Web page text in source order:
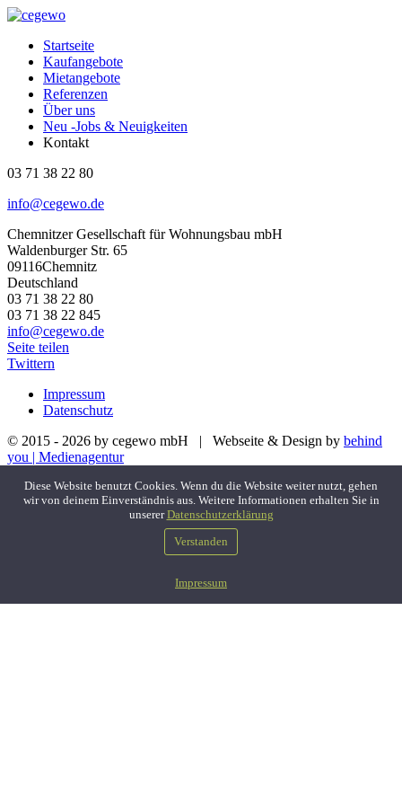
Startseite
Kaufangebote
Mietangebote
Referenzen
Über uns
Neu -Jobs & Neuigkeiten
Kontakt
03 71 38 22 80
info@cegewo.de
Chemnitzer Gesellschaft für Wohnungsbau mbH
Waldenburger Str. 65
09116Chemnitz
Deutschland
03 71 38 22 80
03 71 38 22 845
info@cegewo.de
Seite teilen
Twittern
Impressum
Datenschutz
© 2015 - 2026 by cegewo mbH | Webseite & Design by behind
you | Medienagentur
Diese Website benutzt Cookies. Wenn du die Website weiter nutzt, gehen
wir von deinem Einverständnis aus. Weitere Informationen erhalten Sie in
unsererDatenschutzerklärung
Verstanden
Impressum